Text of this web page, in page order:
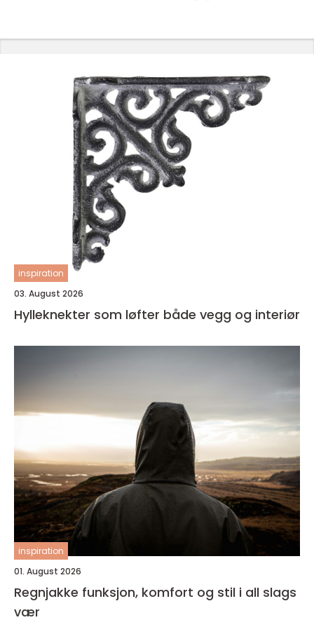
inspiration
03. August 2026
Hylleknekter som løfter både vegg og interiør
inspiration
01. August 2026
Regnjakke funksjon, komfort og stil i all slags
vær